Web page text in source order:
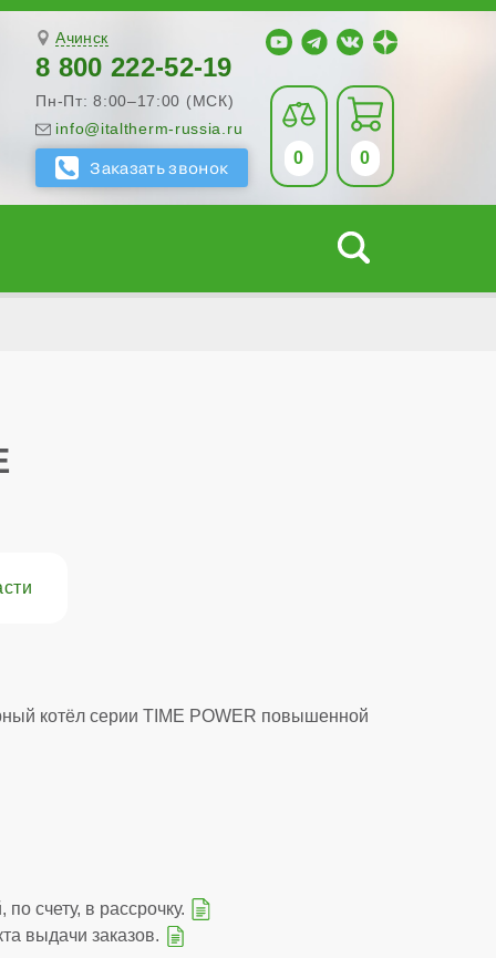
Ачинск
8 800 222-52-19
Пн-Пт: 8:00–17:00 (МСК)
info@italtherm-russia.ru
0 0
котёл серии TIME POWER повышенной
по счету, в рассрочку.
выдачи заказов.